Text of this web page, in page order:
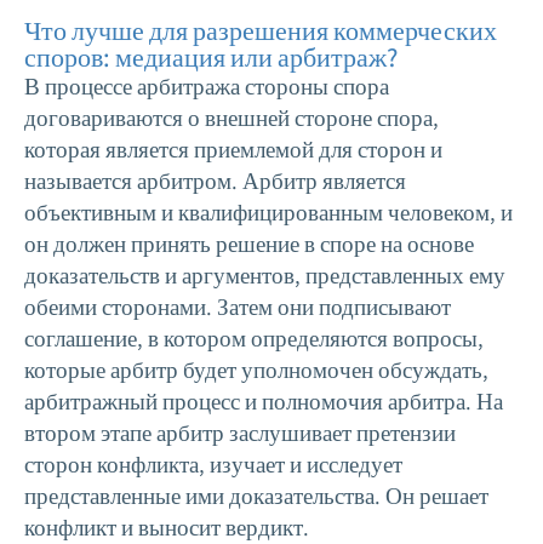
Что лучше для разрешения коммерческих
споров: медиация или арбитраж?
В процессе арбитража стороны спора
договариваются о внешней стороне спора,
которая является приемлемой для сторон и
называется арбитром. Арбитр является
объективным и квалифицированным человеком, и
он должен принять решение в споре на основе
доказательств и аргументов, представленных ему
обеими сторонами. Затем они подписывают
соглашение, в котором определяются вопросы,
которые арбитр будет уполномочен обсуждать,
арбитражный процесс и полномочия арбитра. На
втором этапе арбитр заслушивает претензии
сторон конфликта, изучает и исследует
представленные ими доказательства. Он решает
конфликт и выносит вердикт.